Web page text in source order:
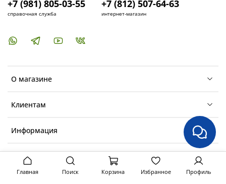
О магазине
Клиентам
Информация
+7 (981) 805-03-55
справочная служба
+7 (812) 507-64-63
интернет-магазин
Главная Поиск Корзина Избранное Профиль